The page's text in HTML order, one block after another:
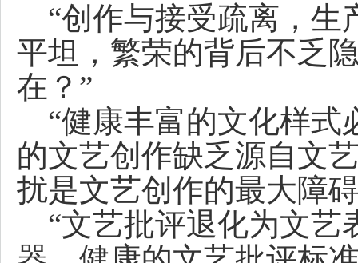
“创作与接受疏离，生
平坦，繁荣的背后不乏
在？”
“健康丰富的文化样式
的文艺创作缺乏源自文
扰是文艺创作的最大障
“文艺批评退化为文艺